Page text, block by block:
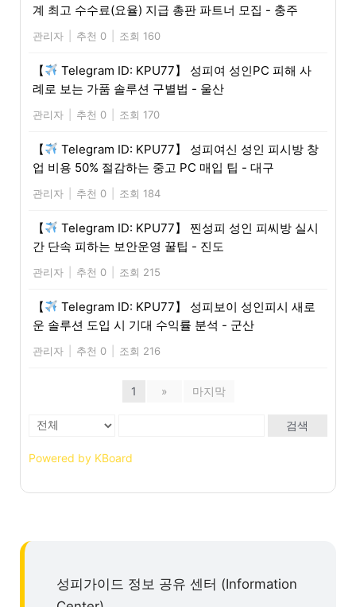
계 최고 수수료(요율) 지급 총판 파트너 모집 - 충주
관리자 추천 0 조회 160
【
Telegram ID: KPU77】 성피여 성인PC 피해 사
례로 보는 가품 솔루션 구별법 - 울산
관리자 추천 0 조회 170
【
Telegram ID: KPU77】 성피여신 성인 피시방 창
업 비용 50% 절감하는 중고 PC 매입 팁 - 대구
관리자 추천 0 조회 184
【
Telegram ID: KPU77】 찐성피 성인 피씨방 실시
간 단속 피하는 보안운영 꿀팁 - 진도
관리자 추천 0 조회 215
【
Telegram ID: KPU77】 성피보이 성인피시 새로
운 솔루션 도입 시 기대 수익률 분석 - 군산
관리자 추천 0 조회 216
1 » 마지막
검색
Powered by KBoard
성피가이드 정보 공유 센터 (Information